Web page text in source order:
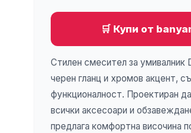
🛒 Купи от
Стилен смесител за умивалник
черен гланц и хромов акцент,
функционалност. Проектиран
всички аксесоари и
предлага комфортна височина